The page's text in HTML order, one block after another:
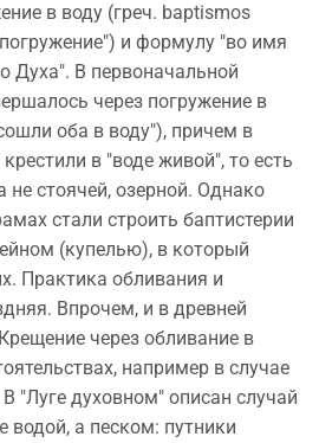
в воду (греч. baptismos
и формулу "во имя
Духа". В первоначальной
через погружение в
оба в воду"), причем в
в "воде живой", то есть
не стоячей, озерной. Однако
стали строить баптистерии
(купелью), в который
Практика обливания и
Впрочем, и в древней
через обливание в
например в случае
"Луге духовном" описан случай
водой, а песком: путники